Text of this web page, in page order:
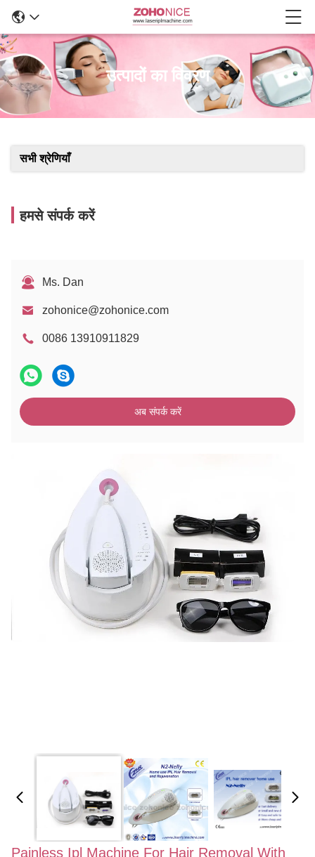
उत्पादों का विवरण
सभी श्रेणियाँ
हमसे संपर्क करें
Ms. Dan
zohonice@zohonice.com
0086 13910911829
अब संपर्क करें
Painless Ipl Machine For Hair Removal With